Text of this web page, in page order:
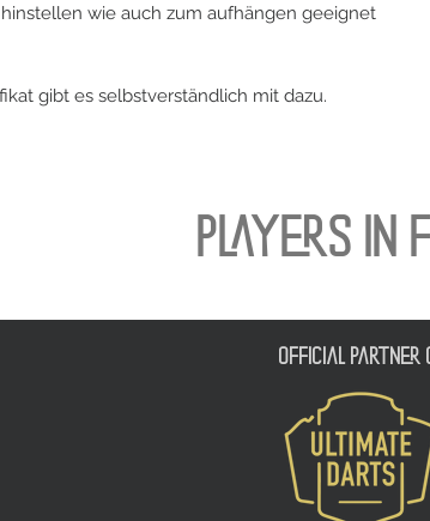
wie auch zum aufhängen geeignet
gibt es selbstverständlich mit dazu.
PLAYERS IN
official partner